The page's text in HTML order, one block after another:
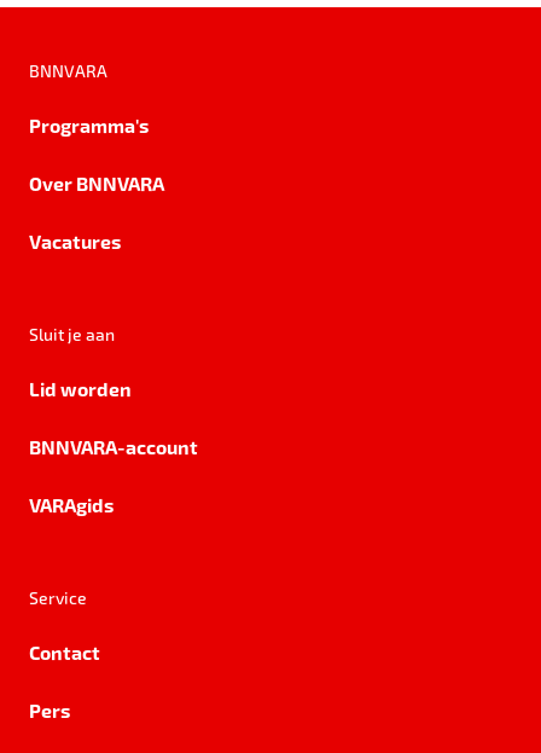
BNNVARA
Programma's
Over BNNVARA
Vacatures
Sluit je aan
Lid worden
BNNVARA-account
VARAgids
Service
Contact
Pers